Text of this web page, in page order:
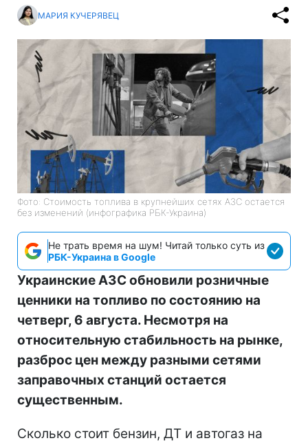
МАРИЯ КУЧЕРЯВЕЦ
Фото: Стоимость топлива в крупнейших сетях АЗС остается
без изменений (инфографика РБК-Украина)
Не трать время на шум! Читай только суть из
РБК-Украина в Google
Украинские АЗС обновили розничные
ценники на топливо по состоянию на
четверг, 6 августа. Несмотря на
относительную стабильность на рынке,
разброс цен между разными сетями
заправочных станций остается
существенным.
Сколько стоит бензин, ДТ и автогаз на